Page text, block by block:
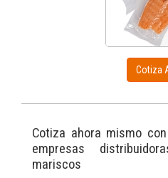
Cotiza
Cotiza ahora mismo
empresas
mariscos